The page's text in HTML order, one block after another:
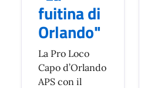
fuitina di
Orlando"
La Pro Loco
Capo d’Orlando
APS con il